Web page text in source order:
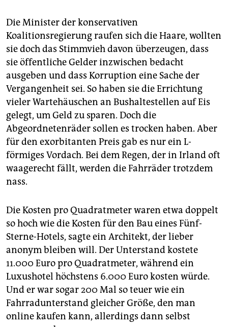
Die Minister der konservativen
Koalitionsregierung raufen sich die Haare, wollten
sie doch das Stimmvieh davon überzeugen, dass
sie öffentliche Gelder inzwischen bedacht
ausgeben und dass Korruption eine Sache der
Vergangenheit sei. So haben sie die Errichtung
vieler Wartehäuschen an Bushaltestellen auf Eis
gelegt, um Geld zu sparen. Doch die
Abgeordnetenräder sollen es trocken haben. Aber
für den exorbitanten Preis gab es nur ein L-
förmiges Vordach. Bei dem Regen, der in Irland oft
waagerecht fällt, werden die Fahrräder trotzdem
nass.
Die Kosten pro Quadratmeter waren etwa doppelt
so hoch wie die Kosten für den Bau eines Fünf-
Sterne-Hotels, sagte ein Architekt, der lieber
anonym bleiben will. Der Unterstand kostete
11.000 Euro pro Quadratmeter, während ein
Luxushotel höchstens 6.000 Euro kosten würde.
Und er war sogar 200 Mal so teuer wie ein
Fahrradunterstand gleicher Größe, den man
online kaufen kann, allerdings dann selbst